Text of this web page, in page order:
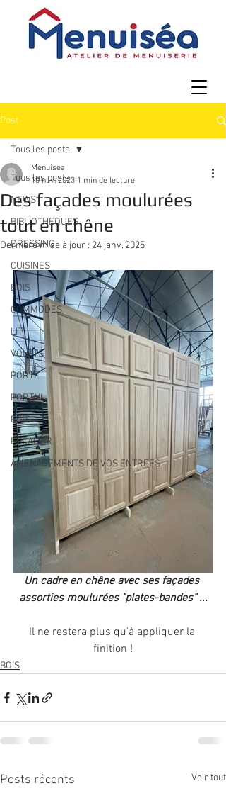
Post
Tous les posts
NEWS
BIBLIOTHEQUES
DRESSING
CUISINES
BOIS
COMMODES
LIT
VOLETS
PORTE
PORTAIL
BOIS
ESCALIER
AMENAGEMENTS DE VOS ENTREES
Tous les posts
Des façades moulurées
tout en chêne
Menuisea
10 nov. 2023 1 min de lecture
Dernière mise à jour : 24 janv. 2025
Un cadre en chêne avec ses façades
assorties moulurées "plates-bandes" ...
Il ne restera plus qu'à appliquer la
finition !
BOIS
Posts récents Voir tout